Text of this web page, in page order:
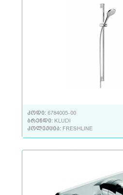
კოდი: 6784005-00
ბრენდი: KLUDI
კოლექცია: FRESHLINE